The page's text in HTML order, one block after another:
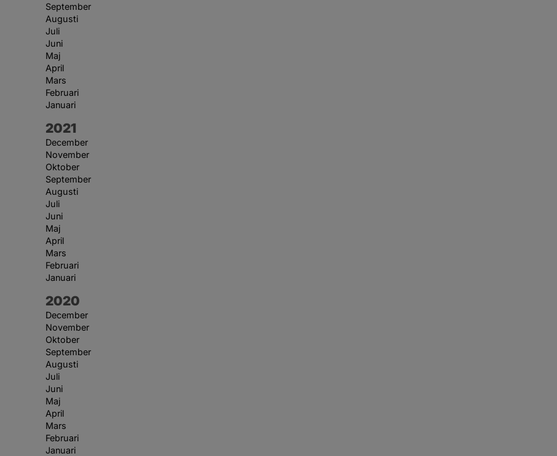
September
Augusti
Juli
Juni
Maj
April
Mars
Februari
Januari
År:
2021
December
November
Oktober
September
Augusti
Juli
Juni
Maj
April
Mars
Februari
Januari
År:
2020
December
November
Oktober
September
Augusti
Juli
Juni
Maj
April
Mars
Februari
Januari